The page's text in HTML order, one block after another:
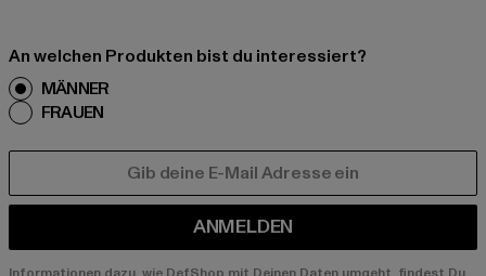
An welchen Produkten bist du interessiert?
MÄNNER
FRAUEN
ANMELDEN